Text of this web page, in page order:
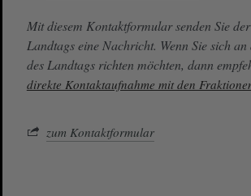
Mit diesem Kontaktformular senden Sie
Landtags eine Nachricht. Wenn Sie sich
des Landtags richten möchten, dann
direkte Kontaktaufnahme mit den
zum Kontaktformular